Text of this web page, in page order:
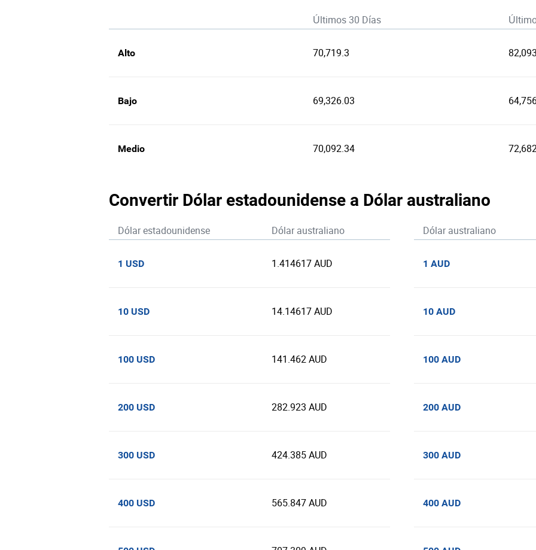
Últimos 30 Días
Alto 70,719.3
Bajo 69,326.03
Medio 70,092.34
Convertir Dólar estadounidense a Dólar australiano
Dólar estadounidense Dólar australiano
1 USD 1.414617 AUD
10 USD 14.14617 AUD
100 USD 141.462 AUD
200 USD 282.923 AUD
300 USD 424.385 AUD
400 USD 565.847 AUD
Dólar australiano
1 AUD
10 AUD
100 AUD
200 AUD
300 AUD
400 AUD